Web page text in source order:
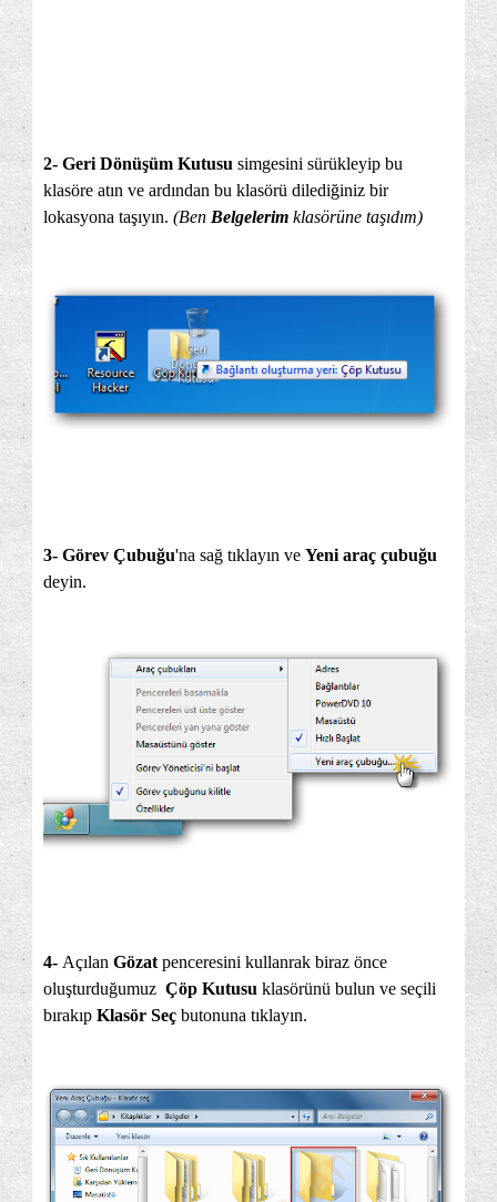
2- Geri Dönüşüm Kutusu simgesini sürükleyip bu
klasöre atın ve ardından bu klasörü dilediğiniz bir
lokasyona taşıyın. (Ben Belgelerim klasörüne taşıdım)
3- Görev Çubuğu'na sağ tıklayın ve Yeni araç çubuğu
deyin.
4- Açılan Gözat penceresini kullanrak biraz önce
oluşturduğumuz Çöp Kutusu klasörünü bulun ve seçili
bırakıp Klasör Seç butonuna tıklayın.